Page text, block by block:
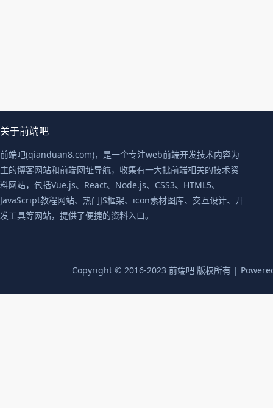
关于前端吧
前端吧(qianduan8.com)，是一个专注web前端开发技术内容为
主的博客网站和前端网址导航，收集有一大批前端相关的技术资
料网站，包括Vue.js、React、Node.js、CSS3、HTML5、
JavaScript教程网站、热门JS框架、icon素材图库、交互设计、开
发工具等网站，提供了便捷的资料入口。
Copyright © 2016-2023 前端吧 版权所有 |